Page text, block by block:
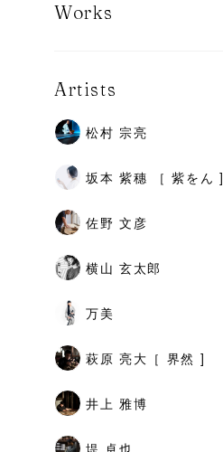
Works
Artists
松村 宗亮
坂本 紫穗 ［ 紫をん ]
佐野 文彦
横山 玄太郎
万美
萩原 亮大［ 界然 ]
井上 雅博
堤 卓也